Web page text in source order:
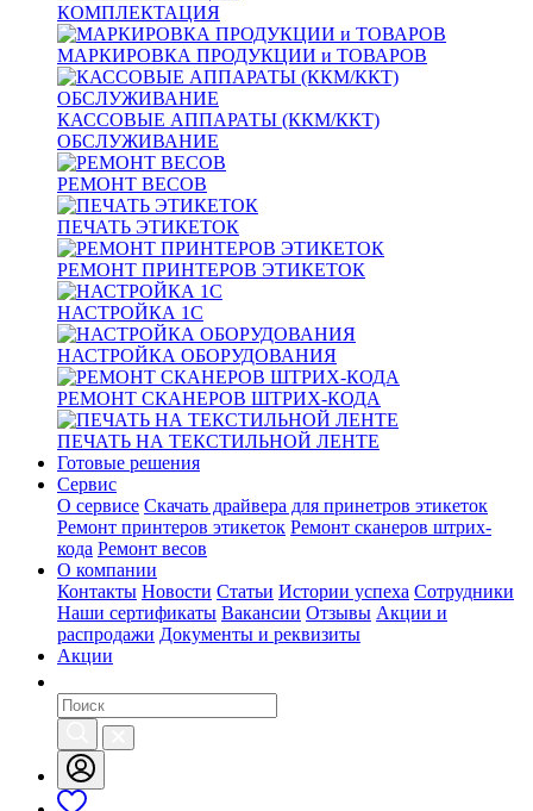
КОМПЛЕКТАЦИЯ
МАРКИРОВКА ПРОДУКЦИИ и ТОВАРОВ
КАССОВЫЕ АППАРАТЫ (ККМ/ККТ)
ОБСЛУЖИВАНИЕ
РЕМОНТ ВЕСОВ
ПЕЧАТЬ ЭТИКЕТОК
РЕМОНТ ПРИНТЕРОВ ЭТИКЕТОК
НАСТРОЙКА 1С
НАСТРОЙКА ОБОРУДОВАНИЯ
РЕМОНТ СКАНЕРОВ ШТРИХ-КОДА
ПЕЧАТЬ НА ТЕКСТИЛЬНОЙ ЛЕНТЕ
Готовые решения
Сервис
О сервисе Скачать драйвера для принетров этикеток
Ремонт принтеров этикеток Ремонт сканеров штрих-
кода Ремонт весов
О компании
Контакты Новости Статьи Истории успеха Сотрудники
Наши сертификаты Вакансии Отзывы Акции и
распродажи Документы и реквизиты
Акции